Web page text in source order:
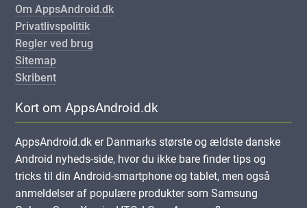
Om AppsAndroid.dk
Privatlivspolitik
Regler ved brug
Sitemap
Skribent
Kort om AppsAndroid.dk
AppsAndroid.dk er Danmarks største og ældste danske
Android nyheds-side, hvor du ikke bare finder tips og
tricks til din Android-smartphone og tablet, men også
anmeldelser af populære produkter som Samsung